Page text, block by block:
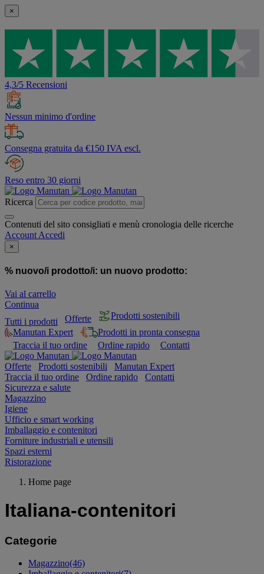
×
4,3/5 Recensioni
Nessun minimo d'ordine
Consegna gratuita da €150 IVA escl.
Reso entro 30 giorni
Ricerca
Contenuti del sito consigliati e menù cronologia delle ricerche
Account Accedi
×
% nuovo/i prodotto/i: un nuovo prodotto:
Vai al carrello
Continua
Tutti i prodotti
Offerte
Prodotti sostenibili
Manutan Expert
Prodotti in pronta consegna
Traccia il tuo ordine
Ordine rapido Contatti
Offerte Prodotti sostenibili
Manutan Expert
Traccia il tuo ordine
Ordine rapido
Contatti
Sicurezza e salute
Magazzino
Igiene
Ufficio e smart working
Imballaggio e contenitori
Forniture industriali e utensili
Spazi esterni
Ristorazione
Home page
Italiana-contenitori
Categorie
Magazzino(46)